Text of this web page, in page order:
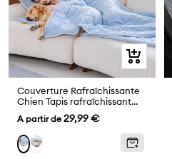
Aperçu
rapide
Couverture Rafraîchissante
Chien Tapis rafraîchissant
pour chien double face -
Chill Nest
Prix
de
vente
A partir de 29,99 €
BleuGris